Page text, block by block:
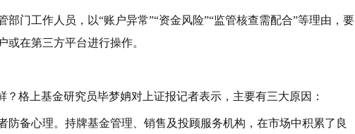
门工作人员，以“账户异常”“资金风险”“监管核查需配合”等理由，要
在第三方平台进行操作。
？格上基金研究员毕梦姌对上证报记者表示，主要有三大原因：
防备心理。持牌基金管理、销售及投顾服务机构，在市场中积累了良